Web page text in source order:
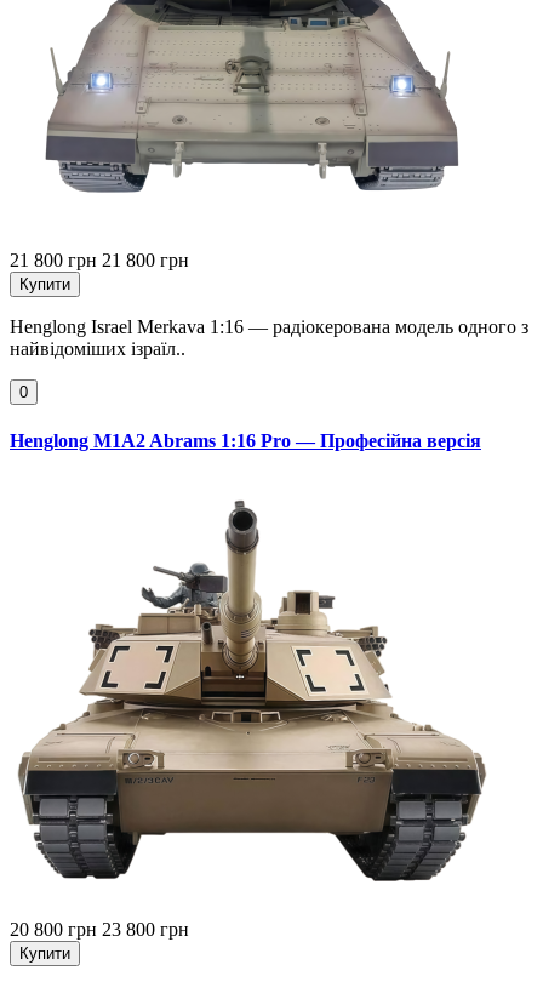
21 800 грн 21 800 грн
Купити
Henglong Israel Merkava 1:16 — радіокерована модель одного з
найвідоміших ізраїл..
0
Henglong M1A2 Abrams 1:16 Pro — Професійна версія
20 800 грн 23 800 грн
Купити